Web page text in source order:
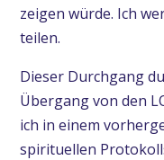
zeigen würde. Ich
teilen.
Dieser Durchgang
Übergang von den
ich in einem
spirituellen